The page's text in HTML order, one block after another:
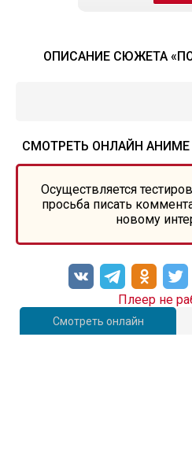
ОПИСАНИЕ СЮЖЕТА
СМОТРЕТЬ ОНЛАЙН
Осуществляется
просьба писать
новому
Смотреть онлайн
Плеер не